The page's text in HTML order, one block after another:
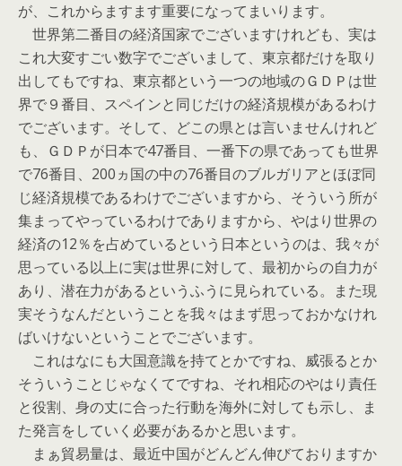
が、これからますます重要になってまいります。
世界第二番目の経済国家でございますけれども、実は
これ大変すごい数字でございまして、東京都だけを取り
出してもですね、東京都という一つの地域のＧＤＰは世
界で９番目、スペインと同じだけの経済規模があるわけ
でございます。そして、どこの県とは言いませんけれど
も、ＧＤＰが日本で47番目、一番下の県であっても世界
で76番目、200ヵ国の中の76番目のブルガリアとほぼ同
じ経済規模であるわけでございますから、そういう所が
集まってやっているわけでありますから、やはり世界の
経済の12％を占めているという日本というのは、我々が
思っている以上に実は世界に対して、最初からの自力が
あり、潜在力があるというふうに見られている。また現
実そうなんだということを我々はまず思っておかなけれ
ばいけないということでございます。
これはなにも大国意識を持てとかですね、威張るとか
そういうことじゃなくてですね、それ相応のやはり責任
と役割、身の丈に合った行動を海外に対しても示し、ま
た発言をしていく必要があるかと思います。
まぁ貿易量は、最近中国がどんどん伸びておりますか